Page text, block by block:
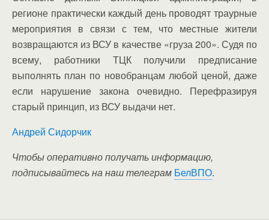
регионе практически каждый день проводят траурные
мероприятия в связи с тем, что местные жители
возвращаются из ВСУ в качестве «груза 200». Судя по
всему, работники ТЦК получили предписание
выполнять план по новобранцам любой ценой, даже
если нарушение закона очевидно. Перефразируя
старый принцип, из ВСУ выдачи нет.
Андрей Сидорчик
Чтобы оперативно получать информацию,
подписывайтесь на наш телеграм БелВПО.